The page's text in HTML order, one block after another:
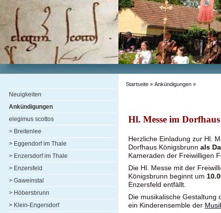
Neuigkeiten
Ankündigungen
elegimus scottos
> Breitenlee
> Eggendorf im Thale
> Enzersdorf im Thale
> Enzersfeld
> Gaweinstal
> Höbersbrunn
> Klein-Engersdorf
Startseite » Ankündigungen »
Hl. Messe im
Herzliche Einladung zur Hl.
Dorfhaus Königsbrunn als
Kameraden der Freiwilligen
Die Hl. Messe mit der
Königsbrunn beginnt um
Enzersfeld entfällt.
Die musikalische Gestaltung
ein Kinderensemble der